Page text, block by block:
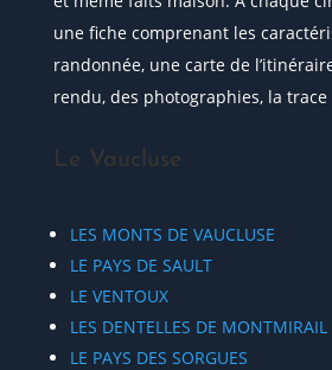
une fiche comprenant les
randonnée, une carte de
rendu, des photographies, la trace
Le Vaucluse
LES MONTS DE VAUCLUSE
LE PAYS DE SAULT
LE VENTOUX
LES DENTELLES DE MONTMIRAIL
LE PAYS DES SORGUES